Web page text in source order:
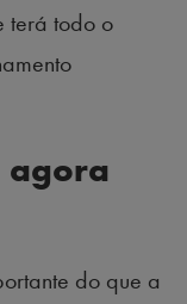
terá todo o
agora
do que a